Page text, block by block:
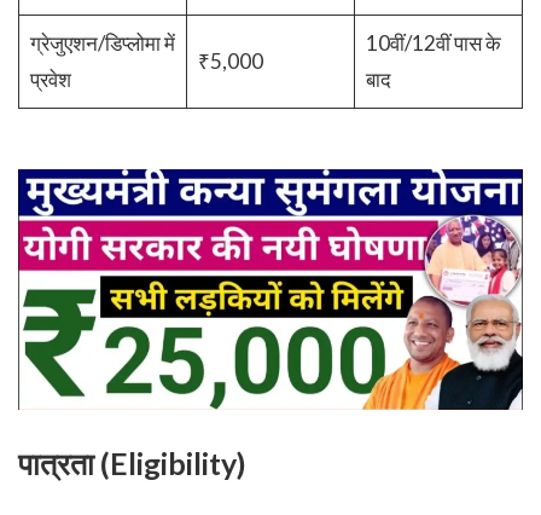
ग्रेजुएशन/डिप्लोमा में
प्रवेश
₹5,000
10वीं/12वीं पास के
बाद
पात्रता (Eligibility)